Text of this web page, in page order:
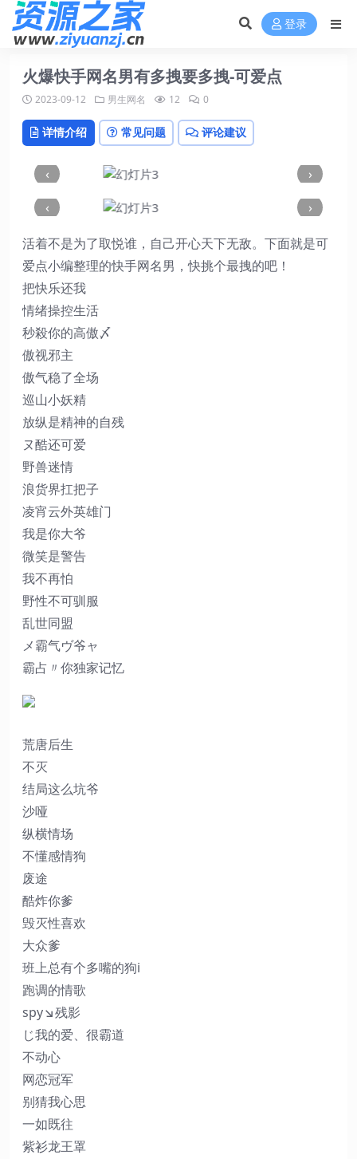
登录
火爆快手网名男有多拽要多拽-可爱点
2023-09-12 男生网名 12 0
详情介绍 常见问题 评论建议
‹
›
‹
›
活着不是为了取悦谁，自己开心天下无敌。下面就是可
爱点小编整理的快手网名男，快挑个最拽的吧！
把快乐还我
情绪操控生活
秒殺你的高傲〆
傲视邪主
傲气稳了全场
巡山小妖精
放纵是精神的自残
ヌ酷还可爱
野兽迷情
浪货界扛把子
凌宵云外英雄门
我是你大爷
微笑是警告
我不再怕
野性不可驯服
乱世同盟
メ霸气ヴ爷ャ
霸占〃你独家记忆
荒唐后生
不灭
结局这么坑爷
沙哑
纵横情场
不懂感情狗
废途
酷炸你爹
毁灭性喜欢
大众爹
班上总有个多嘴的狗i
跑调的情歌
spy↘残影
じ我的爱、很霸道
不动心
网恋冠军
别猜我心思
一如既往
紫衫龙王罩